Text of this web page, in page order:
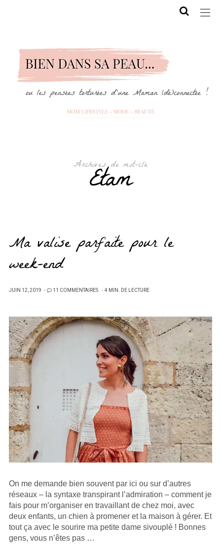
Archives de mot-clé
Etam
Ma valise parfaite pour le
week-end
PUBLIÉ
JUIN 12, 2019 11 COMMENTAIRES 4 MIN. DE LECTURE
On me demande bien souvent par ici ou sur d’autres
réseaux – la syntaxe transpirant l’admiration – comment je
fais pour m’organiser en travaillant de chez moi, avec
deux enfants, un chien à promener et la maison à gérer. Et
tout ça avec le sourire ma petite dame sivouplé ! Bonnes
gens, vous n’êtes pas …